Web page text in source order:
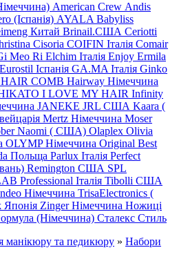
American Crew Andis
(Іспанія) AYALA Babyliss
Китай Brinail.США Ceriotti
Cisoria COIFIN Італія Comair
Meo Ri Elchim Італія Enjoy Ermila
Eurostil Іспанія GA.MA Італія Ginko
HAIR COMB Hairway Німеччина
I LOVE MY HAIR Infinity
JANEKE JRL США Kaara (
Mertz Німеччина Moser
Naomi ( США) Olaplex Olivia
OLYMP Німеччина Original Best
Польща Parlux Італія Perfect
Remington США SPL
Professional Італія Tibolli США
Німеччина TrisaElectronics (
Японія Zinger Німеччина Ножиці
(Німеччина) Сталекс Стиль
манікюру та педикюру » Набори